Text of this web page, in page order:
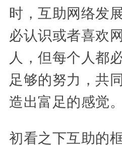
时，互助网络发
必认识或者喜欢
人，但每个人都
足够的努力，共
造出富足的感觉。
初看之下互助的